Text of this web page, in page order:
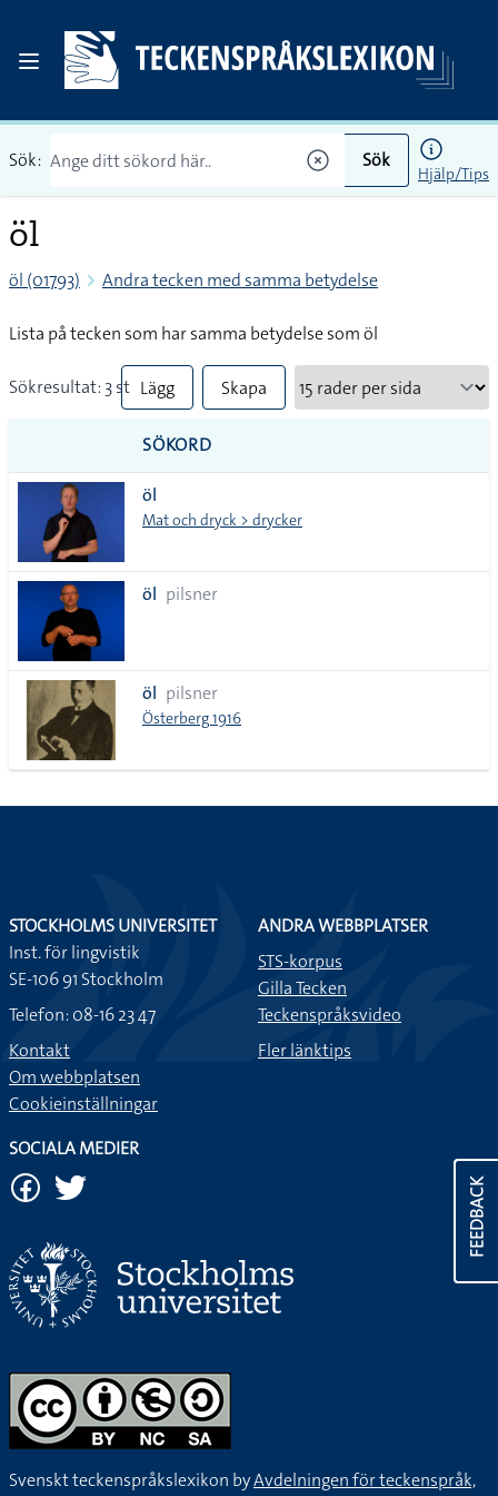
Sök: Sök
Hjälp/Tips
öl
öl (01793) Andra tecken med samma betydelse
Lista på tecken som har samma betydelse som öl
Sökresultat: 3 st Lägg
till
alla i
lista
Skapa
SÖKORD
öl
Mat och dryck > drycker
öl pilsner
öl pilsner
Österberg 1916
FEEDBACK
STOCKHOLMS UNIVERSITET
Inst. för lingvistik
SE-106 91 Stockholm
Telefon: 08-16 23 47
Kontakt
Om webbplatsen
Cookieinställningar
ANDRA WEBBPLATSER
STS-korpus
Gilla Tecken
Teckenspråksvideo
Fler länktips
SOCIALA MEDIER
Svenskt teckenspråkslexikon byAvdelningen för teckenspråk,